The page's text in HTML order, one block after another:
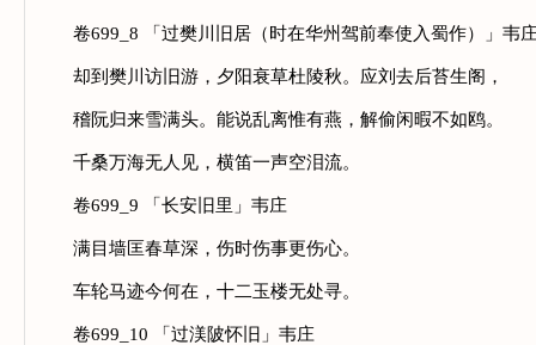
卷699_8 「过樊川旧居（时在华州驾前奉使入蜀作）」韦
却到樊川访旧游，夕阳衰草杜陵秋。应刘去后苔生阁，
稽阮归来雪满头。能说乱离惟有燕，解偷闲暇不如鸥。
千桑万海无人见，横笛一声空泪流。
卷699_9 「长安旧里」韦庄
满目墙匡春草深，伤时伤事更伤心。
车轮马迹今何在，十二玉楼无处寻。
卷699_10 「过渼陂怀旧」韦庄